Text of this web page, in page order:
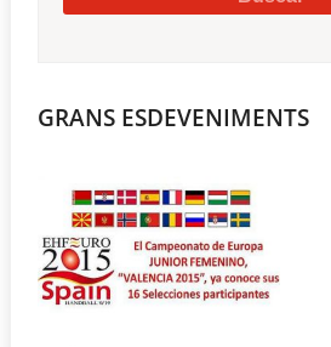
GRANS ESDEVENIMENTS